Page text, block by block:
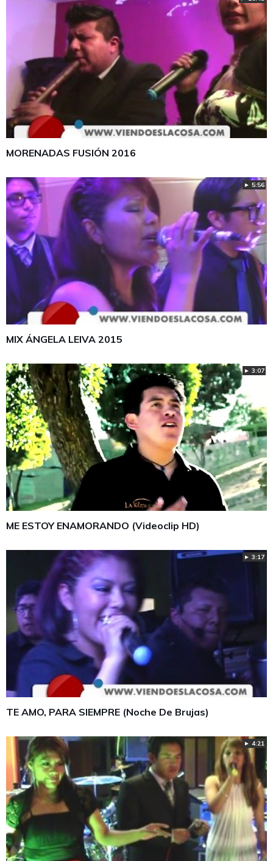
MORENADAS FUSIÓN 2016
► 5:56
MIX ÁNGELA LEIVA 2015
► 3:07
ME ESTOY ENAMORANDO (Videoclip HD)
► 3:17
TE AMO, PARA SIEMPRE (Noche De Brujas)
► 4:21